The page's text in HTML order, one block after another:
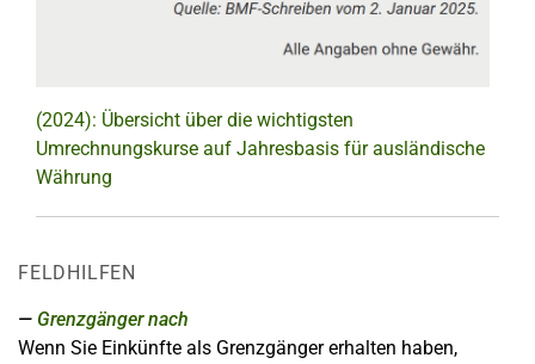
(2024): Übersicht über die wichtigsten
Umrechnungskurse auf Jahresbasis für ausländische
Währung
FELDHILFEN
Grenzgänger nach
Wenn Sie Einkünfte als Grenzgänger erhalten haben,